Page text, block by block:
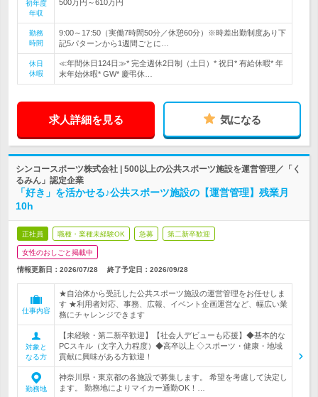
初年度
年収
500万円～610万円
勤務
時間
9:00～17:50（実働7時間50分／休憩60分）※時差出勤制度あり下
記5パターンから1週間ごとに…
休日
休暇
≪年間休日124日≫* 完全週休2日制（土日）* 祝日* 有給休暇* 年
末年始休暇* GW* 慶弔休…
求人詳細を見る 気になる
シンコースポーツ株式会社 | 500以上の公共スポーツ施設を運営管理／「く
るみん」認定企業
「好き」を活かせる♪公共スポーツ施設の【運営管理】残業月
10h
正社員 職種・業種未経験OK 急募 第二新卒歓迎
女性のおしごと掲載中
情報更新日：2026/07/28 終了予定日： 2026/09/28
仕事内容
★自治体から受託した公共スポーツ施設の運営管理をお任せしま
す ★利用者対応、事務、広報、イベント企画運営など、幅広い業
務にチャレンジできます
対象と
なる方
【未経験・第二新卒歓迎】【社会人デビューも応援】◆基本的な
PCスキル（文字入力程度）◆高卒以上 ◇スポーツ・健康・地域
貢献に興味がある方歓迎！
勤務地
神奈川県・東京都の各施設で募集します。 希望を考慮して決定し
ます。 勤務地によりマイカー通勤OK！…